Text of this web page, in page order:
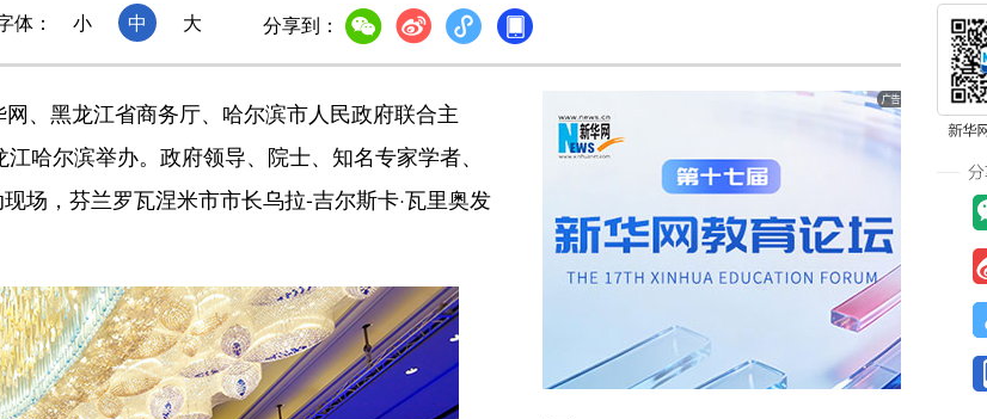
体： 小 中 大 分享到：
、黑龙江省商务厅、哈尔滨市人民政府联合主
哈尔滨举办。政府领导、院士、知名专家学者、
场，芬兰罗瓦涅米市市长乌拉-吉尔斯卡·瓦里奥发